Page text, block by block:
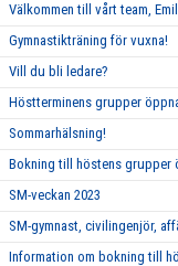
Välkommen till vårt team,
Gymnastikträning för vuxna!
Vill du bli ledare?
Höstterminens grupper
Sommarhälsning!
Bokning till höstens grupper
SM-veckan 2023
SM-gymnast, civilingenjör,
Information om bokning till